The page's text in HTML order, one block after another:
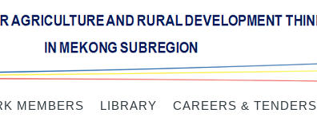
MEMBERS LIBRARY CAREERS & TENDERS